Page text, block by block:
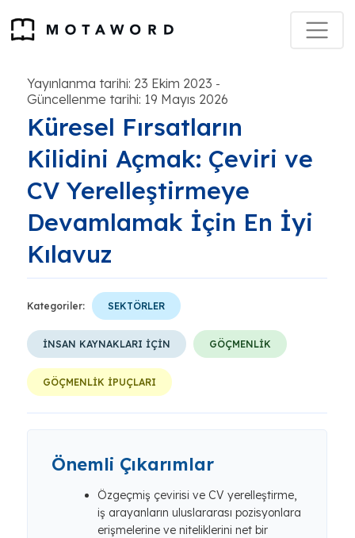
Yayınlanma tarihi: 23 Ekim 2023 -
Güncellenme tarihi: 19 Mayıs 2026
Küresel Fırsatların
Kilidini Açmak: Çeviri ve
CV Yerelleştirmeye
Devamlamak İçin En İyi
Kılavuz
Kategoriler: SEKTÖRLER
İNSAN KAYNAKLARI İÇİN GÖÇMENLİK
GÖÇMENLİK İPUÇLARI
Önemli Çıkarımlar
Özgeçmiş çevirisi ve CV yerelleştirme,
iş arayanların uluslararası pozisyonlara
erişmelerine ve niteliklerini net bir